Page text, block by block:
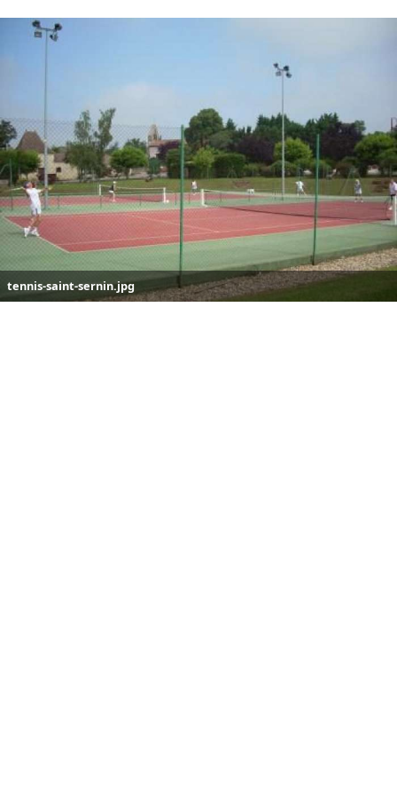
tennis-saint-sernin.jpg